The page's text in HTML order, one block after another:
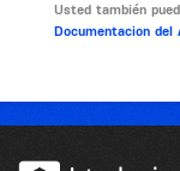
Usted también
Documentacion del